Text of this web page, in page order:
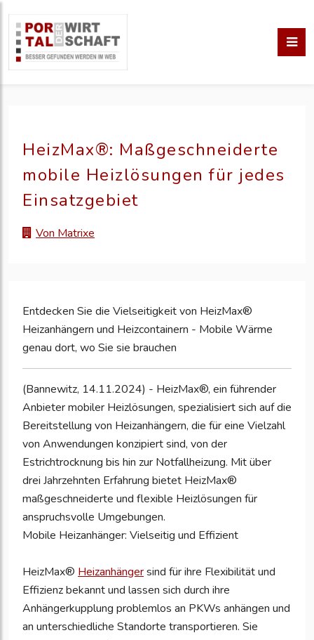
HeizMax®: Maßgeschneiderte
mobile Heizlösungen für jedes
Einsatzgebiet
Von Matrixe
Entdecken Sie die Vielseitigkeit von HeizMax®
Heizanhängern und Heizcontainern - Mobile Wärme
genau dort, wo Sie sie brauchen
(Bannewitz, 14.11.2024) - HeizMax®, ein führender
Anbieter mobiler Heizlösungen, spezialisiert sich auf die
Bereitstellung von Heizanhängern, die für eine Vielzahl
von Anwendungen konzipiert sind, von der
Estrichtrocknung bis hin zur Notfallheizung. Mit über
drei Jahrzehnten Erfahrung bietet HeizMax®
maßgeschneiderte und flexible Heizlösungen für
anspruchsvolle Umgebungen.
Mobile Heizanhänger: Vielseitig und Effizient
HeizMax® Heizanhängersind für ihre Flexibilität und
Effizienz bekannt und lassen sich durch ihre
Anhängerkupplung problemlos an PKWs anhängen und
an unterschiedliche Standorte transportieren. Sie